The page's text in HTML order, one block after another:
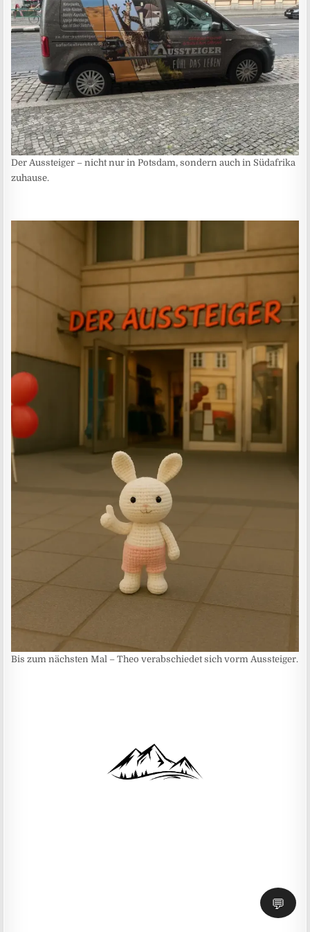
💬
Der Aussteiger – nicht nur in Potsdam, sondern auch in Südafrika
zuhause.
Bis zum nächsten Mal – Theo verabschiedet sich vorm Aussteiger.